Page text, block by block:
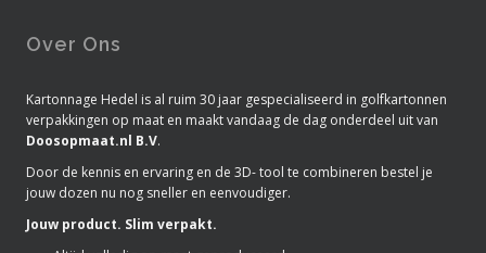
Over Ons
Kartonnage Hedel is al ruim 30 jaar gespecialiseerd in golfkartonnen
verpakkingen op maat en maakt vandaag de dag onderdeel uit van
Doosopmaat.nl B.V.
Door de kennis en ervaring en de 3D- tool te combineren bestel je
jouw dozen nu nog sneller en eenvoudiger.
Jouw product. Slim verpakt.